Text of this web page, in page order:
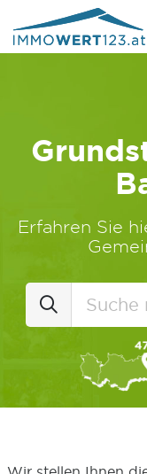
Erfahren Sie